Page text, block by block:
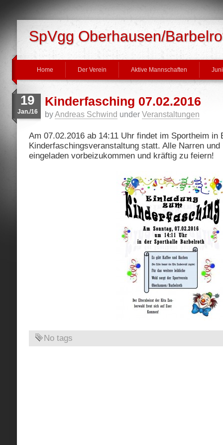
SpVgg Oberhausen/
Home Der Verein Aktive Mannschaften
19
Jan./16
Kinderfasching 07.02.2016
byAndreas Schwind under Veranstaltungen
Am 07.02.2016 ab 14:11 Uhr findet im Sportheim in
Kinderfaschingsveranstaltung statt. Alle Narren
eingeladen vorbeizukommen und kräftig zu feiern!
No tags